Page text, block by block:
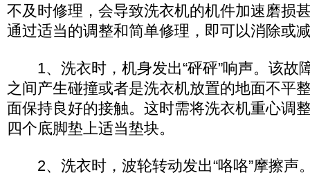
不及时修理，会导致洗衣机的机件加速磨损
通过适当的调整和简单修理，即可以消除或
1、洗衣时，机身发出“砰砰”响声。该故
之间产生碰撞或者是洗衣机放置的地面不平
面保持良好的接触。这时需将洗衣机重心调
四个底脚垫上适当垫块。
2、洗衣时，波轮转动发出“咯咯”摩擦声